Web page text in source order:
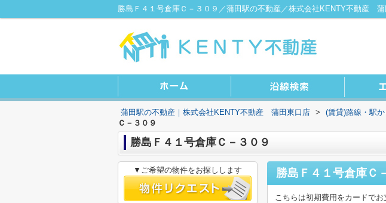
勝島Ｆ４１号倉庫Ｃ－３０９／蒲田駅の不動産／株式会社KENTY不動産
蒲田駅の不動産｜株式会社KENTY不動産 蒲田東口店 > (賃貸)路線・駅
Ｃ－３０９
勝島Ｆ４１号倉庫Ｃ－３０９
勝島Ｆ４１号倉庫Ｃ
こちらは初期費用をカードで
▼ご希望の物件をお探しします